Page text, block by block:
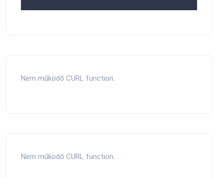
Nem működő CURL function.
Nem működő CURL function.